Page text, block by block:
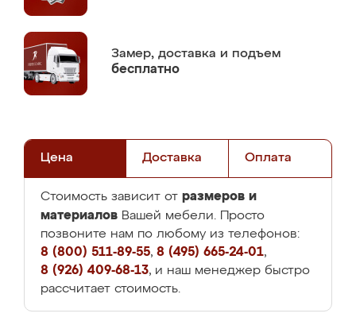
Замер, доставка и подъем
бесплатно
Цена Доставка Оплата
Стоимость зависит от размеров и
материалов Вашей мебели. Просто
позвоните нам по любому из телефонов:
8 (800) 511-89-55, 8 (495) 665-24-01,
8 (926) 409-68-13, и наш менеджер быстро
рассчитает стоимость.